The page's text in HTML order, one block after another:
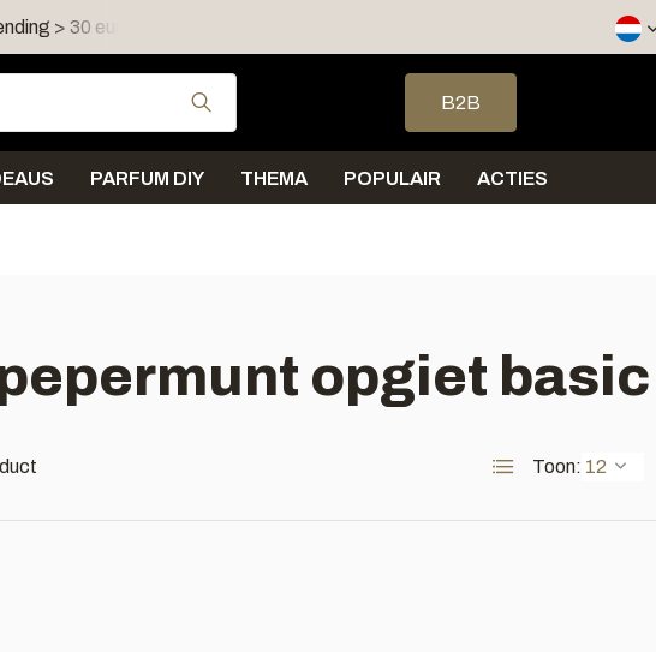
> 30 euro in NL en BE
Gebruik de pijltjes op en neer om een
B2B
PARFUM DIY THEMA POPULAIR ACTIES
opgiet basic
Toon: